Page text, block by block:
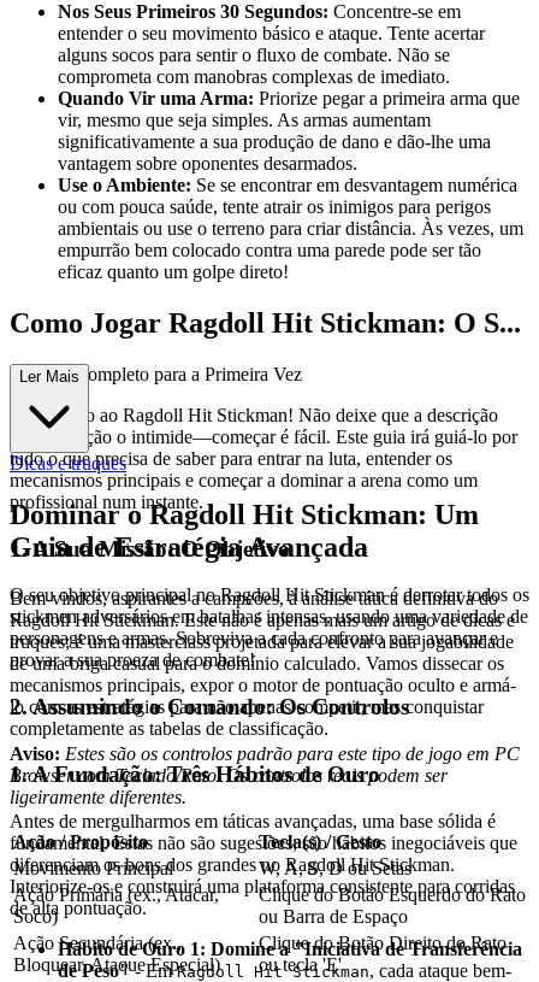
Nos Seus Primeiros 30 Segundos: Concentre-se em
entender o seu movimento básico e ataque. Tente acertar
alguns socos para sentir o fluxo de combate. Não se
comprometa com manobras complexas de imediato.
Quando Vir uma Arma: Priorize pegar a primeira arma que
vir, mesmo que seja simples. As armas aumentam
significativamente a sua produção de dano e dão-lhe uma
vantagem sobre oponentes desarmados.
Use o Ambiente: Se se encontrar em desvantagem numérica
ou com pouca saúde, tente atrair os inimigos para perigos
ambientais ou use o terreno para criar distância. Às vezes, um
empurrão bem colocado contra uma parede pode ser tão
eficaz quanto um golpe direto!
Como Jogar Ragdoll Hit Stickman: O S...
eu Guia Completo para a Primeira Vez
Bem-vindo ao Ragdoll Hit Stickman! Não deixe que a descrição
cheia de ação o intimide—começar é fácil. Este guia irá guiá-lo por
tudo o que precisa de saber para entrar na luta, entender os
mecanismos principais e começar a dominar a arena como um
profissional num instante.
1. A Sua Missão: O Objetivo
O seu objetivo principal no Ragdoll Hit Stickman é derrotar todos os
stickmen adversários em batalhas intensas, usando uma variedade de
personagens e armas. Sobreviva a cada confronto para avançar e
provar a sua proeza de combate!
2. Assumindo o Comando: Os Controlos
Aviso: Estes são os controlos padrão para este tipo de jogo em PC
Browser com Teclado/Rato. Os controlos reais podem ser
ligeiramente diferentes.
Ação / Propósito
Tecla(s) / Gesto
Movimento Principal
W, A, S, D ou Setas
Ação Primária (ex., Atacar,
Soco)
Clique do Botão Esquerdo do Rato
ou Barra de Espaço
Ação Secundária (ex.,
Bloquear, Ataque Especial)
Clique do Botão Direito do Rato
ou tecla 'E'
Ler Mais
Dicas e truques
Dominar o Ragdoll Hit Stickman: Um
Guia de Estratégia Avançada
Bem-vindos, aspirantes a campeões, à análise tática definitiva do
Ragdoll Hit Stickman. Este não é apenas mais um artigo de dicas e
truques; é uma masterclass projetada para elevar a sua jogabilidade
de uma briga casual para o domínio calculado. Vamos dissecar os
mecanismos principais, expor o motor de pontuação oculto e armá-
lo com as estratégias para não apenas competir, mas conquistar
completamente as tabelas de classificação.
1. A Fundação: Três Hábitos de Ouro
Antes de mergulharmos em táticas avançadas, uma base sólida é
fundamental. Estas não são sugestões; são hábitos inegociáveis que
diferenciam os bons dos grandes no Ragdoll Hit Stickman.
Interiorize-os e construirá uma plataforma consistente para corridas
de alta pontuação.
Hábito de Ouro 1: Domine a "Iniciativa de Transferência
de Peso"- EmRagdoll Hit Stickman, cada ataque bem-